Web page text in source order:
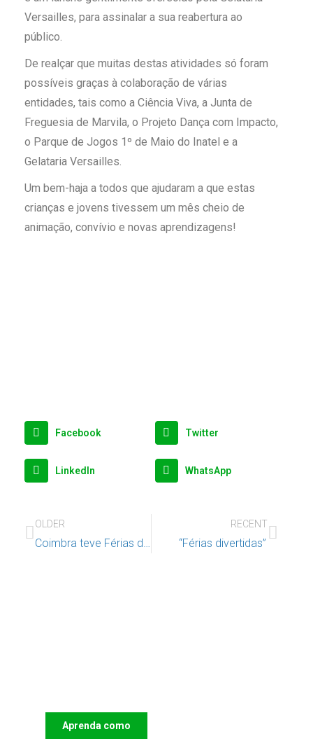
Versailles, para assinalar a sua reabertura ao
público.
De realçar que muitas destas atividades só foram
possíveis graças à colaboração de várias
entidades, tais como a Ciência Viva, a Junta de
Freguesia de Marvila, o Projeto Dança com Impacto,
o Parque de Jogos 1º de Maio do Inatel e a
Gelataria Versailles.
Um bem-haja a todos que ajudaram a que estas
crianças e jovens tivessem um mês cheio de
animação, convívio e novas aprendizagens!
Facebook Twitter
LinkedIn WhatsApp
OLDER RECENT
“Férias divertidas”
Aprenda como